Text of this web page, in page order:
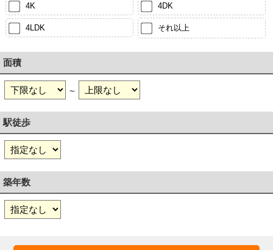
4K 4DK
4LDK それ以上
面積
～
駅徒歩
築年数